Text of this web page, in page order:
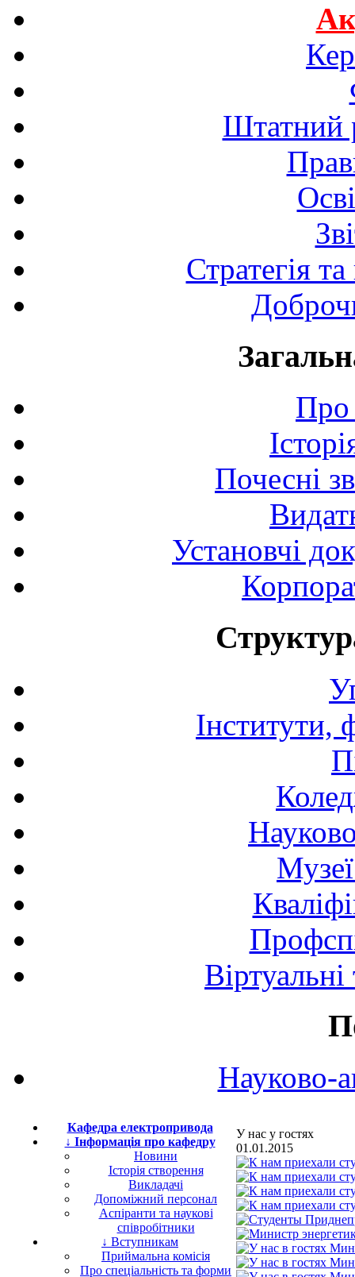
Штатний
Стратегія
Про
Почесні
Установчі
Інститути,
Науково-
Кафедра електропривода
↓ Інформація про кафедру
Новини
Історія створення
Викладачі
Допоміжний персонал
Аспіранти та наукові
співробітники
↓ Вступникам
Приймальна комісія
Про спеціальність та форми
У нас у гостях
01.01.2015